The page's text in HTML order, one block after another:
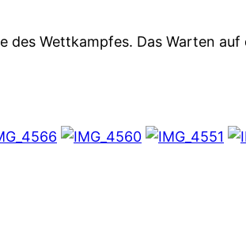
des Wettkampfes. Das Warten